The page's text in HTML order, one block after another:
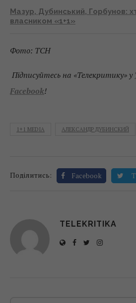
Мазур, Дубинський, Горбунов:
власником «1+1»
Фото: ТСН
Підписуйтесь на «Телекритику» у
Facebook!
1+1 MEDIA АЛЕКСАНДР ДУБИНСКИЙ
Поділитись: Facebook
TELEKRITIKA